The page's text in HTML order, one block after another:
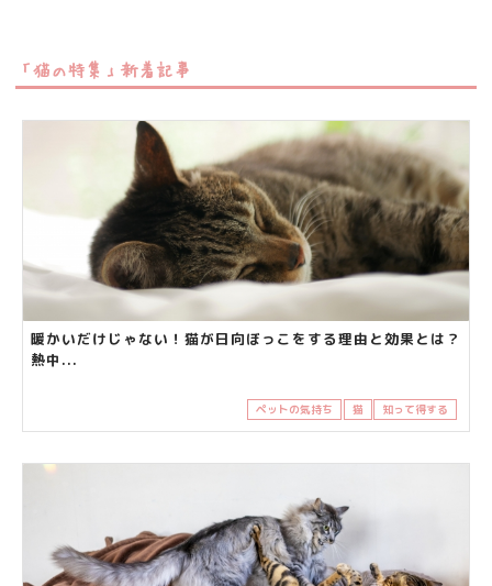
「猫の特集」新着記事
暖かいだけじゃない！猫が日向ぼっこをする理由と効果とは？
熱中...
ペットの気持ち 猫 知って得する